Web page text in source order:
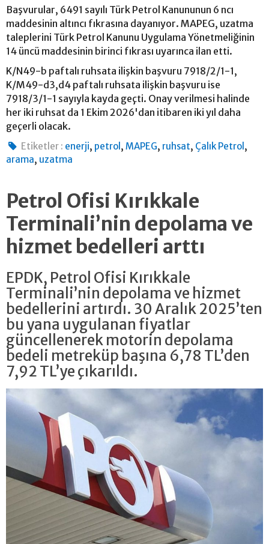
Başvurular, 6491 sayılı Türk Petrol Kanununun 6 ncı
maddesinin altıncı fıkrasına dayanıyor. MAPEG, uzatma
taleplerini Türk Petrol Kanunu Uygulama Yönetmeliğinin
14 üncü maddesinin birinci fıkrası uyarınca ilan etti.
K/N49-b paftalı ruhsata ilişkin başvuru 7918/2/1-1,
K/M49-d3,d4 paftalı ruhsata ilişkin başvuru ise
7918/3/1-1 sayıyla kayda geçti. Onay verilmesi halinde
her iki ruhsat da 1 Ekim 2026'dan itibaren iki yıl daha
geçerli olacak.
Etiketler : enerji, petrol ,MAPEG, ruhsat, Çalık Petrol ,
arama, uzatma
Petrol Ofisi Kırıkkale
Terminali’nin depolama ve
hizmet bedelleri arttı
EPDK, Petrol Ofisi Kırıkkale
Terminali’nin depolama ve hizmet
bedellerini artırdı. 30 Aralık 2025’ten
bu yana uygulanan fiyatlar
güncellenerek motorin depolama
bedeli metreküp başına 6,78 TL’den
7,92 TL’ye çıkarıldı.